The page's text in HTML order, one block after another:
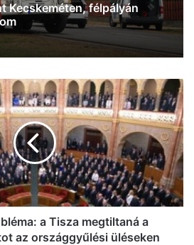
Kecskeméten, félpályán
06:30
36 fok lesz, 40 éves
a Tisza megtiltaná a
az országgyűlési üléseken